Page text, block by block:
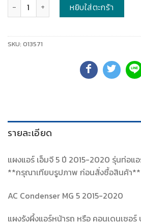
หยิบใส่ตะกร้า
SKU: 013571
รายละเอียด
แผงแอร์ เอ็มจี 5 ปี 2015-2020 รุ่นท่อแ
**กรุณาเทียบรูปภาพ ก่อนสั่งซื้อสินค้า**
AC Condenser MG 5 2015-2020
แผงรังผึ้งแอร์หน้ารถ หรือ คอนเดนเซอร์